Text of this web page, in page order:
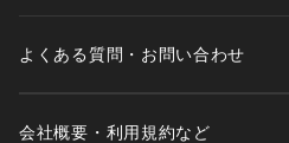
よくある質問・お問い合わせ
会社概要・利用規約など